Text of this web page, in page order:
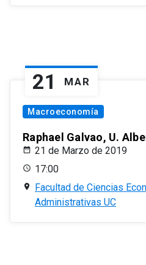
21 MAR
Macroeconomía
Raphael Galvao, U.
21 de Marzo de 2019
17:00
Facultad de Ciencias
Administrativas UC